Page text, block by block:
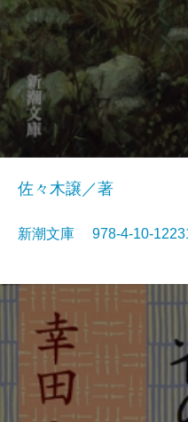
佐々木譲／著
新潮文庫 978-4-10-